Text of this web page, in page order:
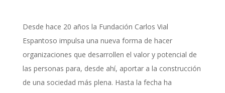
Desde hace 20 años la Fundación Carlos Vial
Espantoso impulsa una nueva forma de hacer
organizaciones que desarrollen el valor y potencial de
las personas para, desde ahí, aportar a la construcción
de una sociedad más plena. Hasta la fecha ha